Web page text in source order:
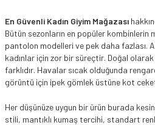
En Güvenli Kadın Giyim Mağazası
Bütün sezonların en popüler kombinlerin
pantolon modelleri ve pek daha fazlası.
kadınlar için zor bir süreçtir. Doğal
farklıdır. Havalar sıcak olduğunda
görüntü için ipek gömlek üstüne kot
Her düşünüze uygun bir ürün burada
stili, mantıklı kumaş tercihi, standart